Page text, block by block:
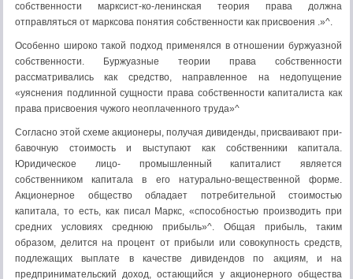
собственности марксист-ко-ленинская теория права должна
отправляться от марксова понятия собст­венности как присвоения .»^.
Особенно широко такой подход применялся в отношении буржуазной
собственности. Буржуазные теории права собственности
рассматривались как средство, направленное на недопущение
«уяснения подлинной сущности права собственности капиталиста как
права присвоения чужого неоплаченно­го труда»^
Согласно этой схеме акционеры, получая дивиденды, присваивают при­
бавочную стоимость и выступают как собственники капитала.
Юридическое лицо- промышленный капиталист является
собственником капитала в его натурально-вещественной форме.
Акционерное общество обладает потреби­тельной стоимостью
капитала, то есть, как писал Маркс, «способностью про­изводить при
средних условиях среднюю прибыль»^. Общая прибыль, таким
образом, делится на процент от прибыли или совокупность средств,
подле­жащих выплате в качестве дивидендов по акциям, и на
предпринимательский доход, остающийся у акционерного общества